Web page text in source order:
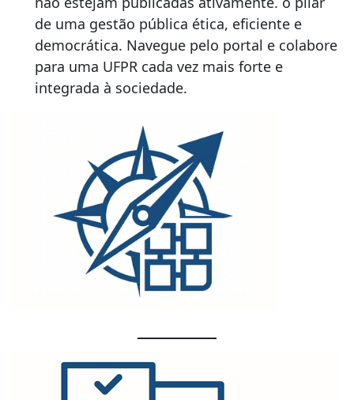
de uma gestão pública ética, eficiente e
democrática. Navegue pelo portal e colabore
para uma UFPR cada vez mais forte e
integrada à sociedade.